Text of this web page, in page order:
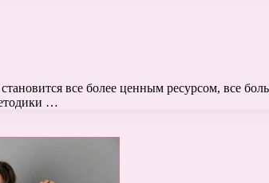
все более ценным ресурсом, все
…